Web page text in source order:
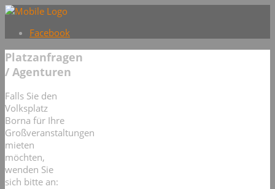
Facebook
Platzanfragen
/ Agenturen
Falls Sie den
Volksplatz
Borna für Ihre
Großveranstaltungen
mieten
möchten,
wenden Sie
sich bitte an: